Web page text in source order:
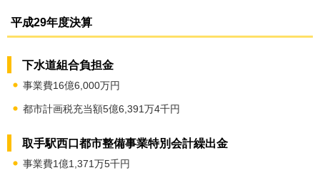
平成29年度決算
下水道組合負担金
事業費16億6,000万円
都市計画税充当額5億6,391万4千円
取手駅西口都市整備事業特別会計繰出金
事業費1億1,371万5千円